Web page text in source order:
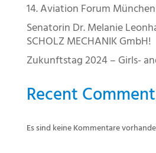
14. Aviation Forum München
Senatorin Dr. Melanie
SCHOLZ MECHANIK GmbH!
Zukunftstag 2024 – Girls-
Recent
Es sind keine Kommentare